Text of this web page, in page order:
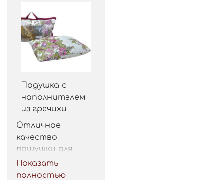
Подушка с
наполнителем
из гречихи
Отличное
качество
пошушки для
такой цены.
Рекомендую.
Показать
полностью